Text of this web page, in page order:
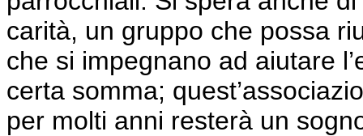
carità, un gruppo che possa
che si impegnano ad aiutare
certa somma; quest’
per molti anni resterà un